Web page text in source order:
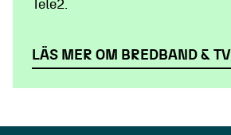
Tele2.
LÄS MER OM BREDBAND & TV